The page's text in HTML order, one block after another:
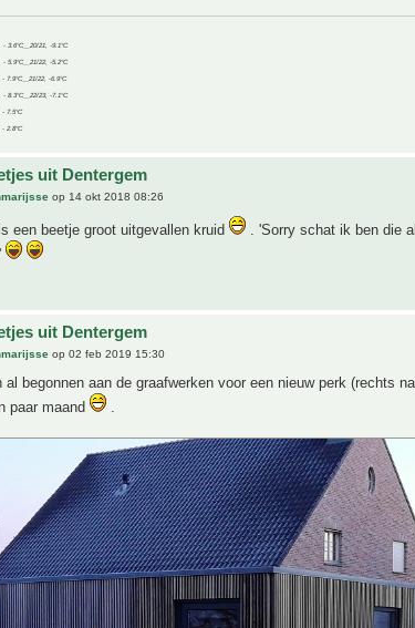
- 3.6°C__20/21, -9.1°C
- 5.9°C__21/22, -5.2°C
7.9°C__21/22, -6.9°C
- 8.3°C__22/23, -7.1°C
- 7.5°C
- 2.8°C
uit Dentergem
op 14 okt 2018 08:26
een beetje groot uitgevallen kruid
. 'Sorry schat ik ben die
uit Dentergem
op 02 feb 2019 15:30
al begonnen aan de graafwerken voor een nieuw perk (rechts
paar maand